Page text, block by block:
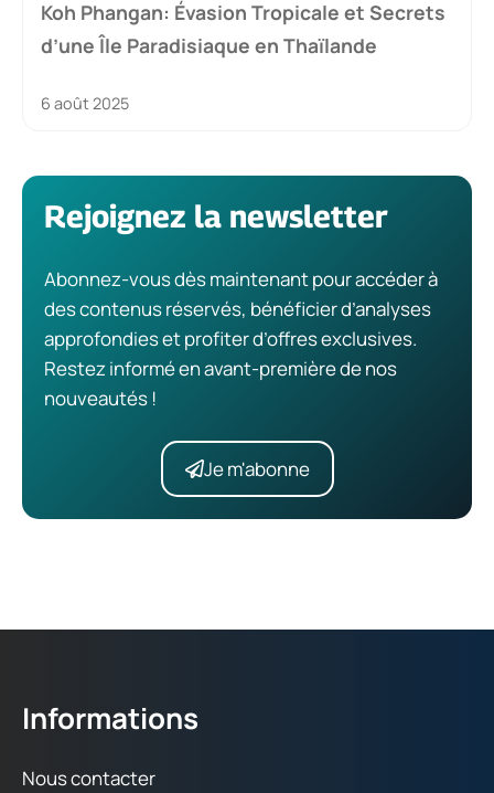
Koh Phangan: Évasion Tropicale et Secrets
d’une Île Paradisiaque en Thaïlande
6 août 2025
Rejoignez la newsletter
Abonnez-vous dès maintenant pour accéder à
des contenus réservés, bénéficier d’analyses
approfondies et profiter d’offres exclusives.
Restez informé en avant-première de nos
nouveautés !
Je m'abonne
Informations
Nous contacter